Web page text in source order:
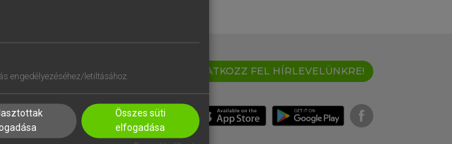
IRATKOZZ FEL HÍRLEVELÜNKRE!
engedélyezéséhez/letiltásához.
Összes süti
elfogadása